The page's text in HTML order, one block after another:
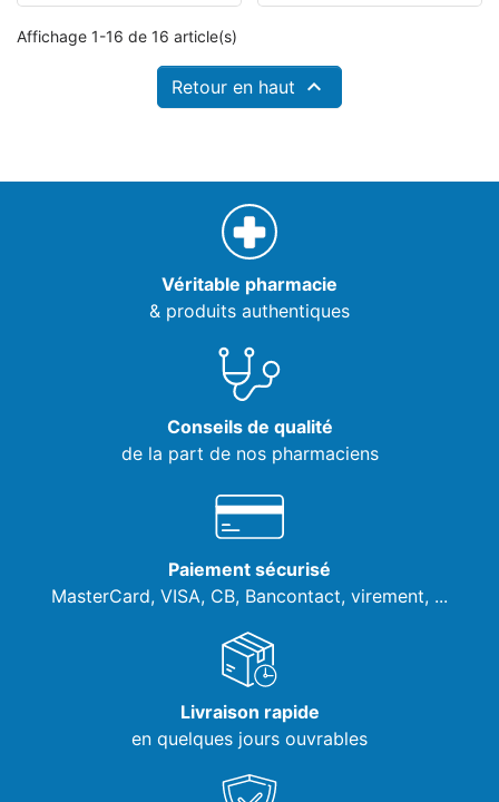
Affichage 1-16 de 16 article(s)
Retour en haut 
Véritable pharmacie
& produits authentiques
Conseils de qualité
de la part de nos pharmaciens
Paiement sécurisé
MasterCard, VISA, CB, Bancontact, virement, ...
Livraison rapide
en quelques jours ouvrables